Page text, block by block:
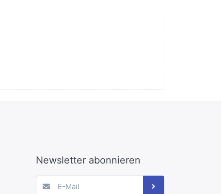
Newsletter abonnieren